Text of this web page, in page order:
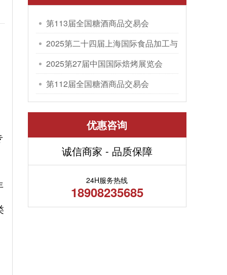
第113届全国糖酒商品交易会
2025第二十四届上海国际食品加工与
包装机械展览会
2025第27届中国国际焙烤展览会
第112届全国糖酒商品交易会
优惠咨询
诚信商家 - 品质保障
24H服务热线
18908235685